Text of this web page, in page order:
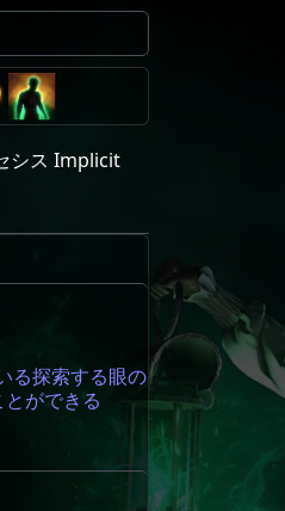
シス Implicit
る探索する眼の
とができる